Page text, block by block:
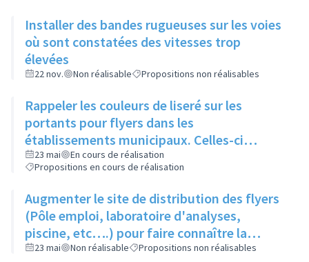
Installer des bandes rugueuses sur les voies
où sont constatées des vitesses trop
élevées
22 nov. Non réalisable Propositions non réalisables
Rappeler les couleurs de liseré sur les
portants pour flyers dans les
établissements municipaux. Celles-ci
seraient également rappelées sur le site de
la saison culturelle
23 mai
En cours de réalisation
Propositions en cours de réalisation
Augmenter le site de distribution des flyers
(Pôle emploi, laboratoire d'analyses,
piscine, etc….) pour faire connaître la
saison culturelle
23 mai Non réalisable Propositions non réalisables